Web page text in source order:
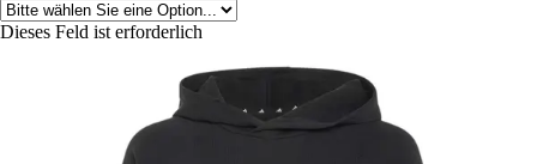
Dieses Feld ist erforderlich